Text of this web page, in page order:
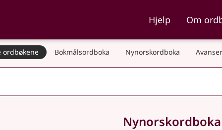
og NynorskordbokaHjelp Om
ordbøkene Bokmålsordboka Nynorskordboka
Nynorskordboka